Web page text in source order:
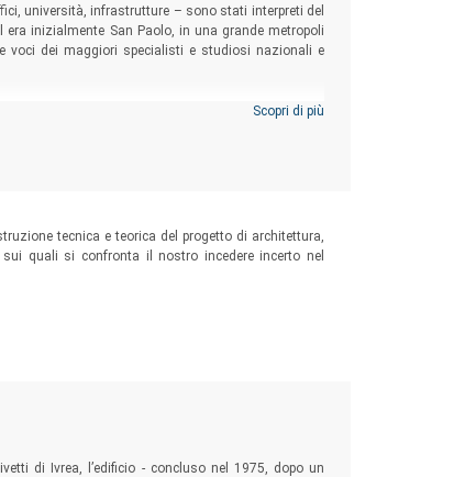
università, infrastrutture – sono stati interpreti del
inizialmente San Paolo, in una grande metropoli
voci dei maggiori specialisti e studiosi nazionali e
Scopri di più
tecnica e teorica del progetto di architettura,
quali si confronta il nostro incedere incerto nel
di Ivrea, l’edificio - concluso nel 1975, dopo un